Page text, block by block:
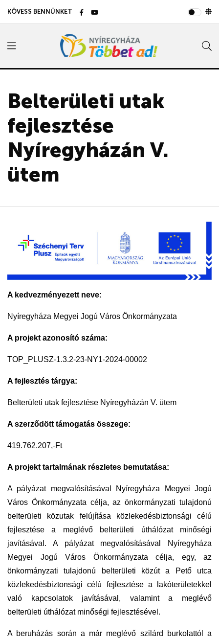
KÖVESS BENNÜNKET
Belterületi utak
fejlesztése
Nyíregyházán V.
ütem
A kedvezményezett neve:
Nyíregyháza Megyei Jogú Város Önkormányzata
A projekt azonosító száma:
TOP_PLUSZ-1.3.2-23-NY1-2024-00002
A fejlesztés tárgya:
Belterületi utak fejlesztése Nyíregyházán V. ütem
A szerződött támogatás összege:
419.762.207,-Ft
A projekt tartalmának részletes bemutatása:
A pályázat megvalósításával Nyíregyháza Megyei Jogú
Város Önkormányzata célja, az önkormányzati tulajdonú
belterületi közutak felújítása közlekedésbiztonsági célú
fejlesztése a meglévő belterületi úthálózat minőségi
javításával. A pályázat megvalósításával Nyíregyháza
Megyei Jogú Város Önkormányzata célja, egy, az
önkormányzati tulajdonú belterületi közút a Pető utca
közlekedésbiztonsági célú fejlesztése a lakóterületekkel
való kapcsolatok javításával, valamint a meglévő
belterületi úthálózat minőségi fejlesztésével.
A beruházás során a már meglévő szilárd burkolattól a